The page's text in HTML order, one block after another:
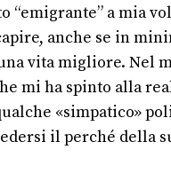
a mia
anche se in
vita migliore. Nel
mi ha spinto alla
«simpatico»
il perché della